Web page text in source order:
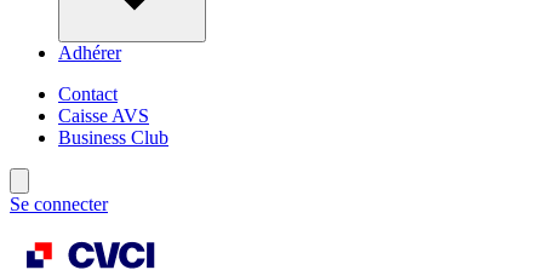
Adhérer
Contact
Caisse AVS
Business Club
Se connecter